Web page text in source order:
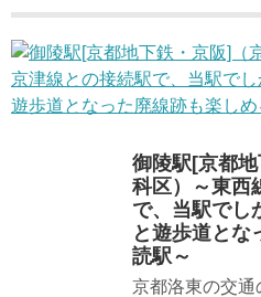
御陵駅[京都
科区）～東西
で、当駅でし
と遊歩道とな
読駅～
京都洛東の交通